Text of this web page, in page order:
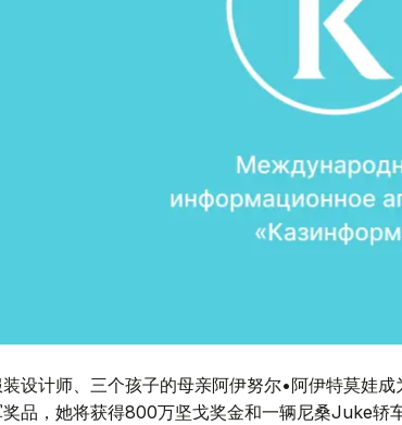
设计师、三个孩子的母亲阿伊努尔•阿伊特莫娃成
品，她将获得800万坚戈奖金和一辆尼桑Juke轿车